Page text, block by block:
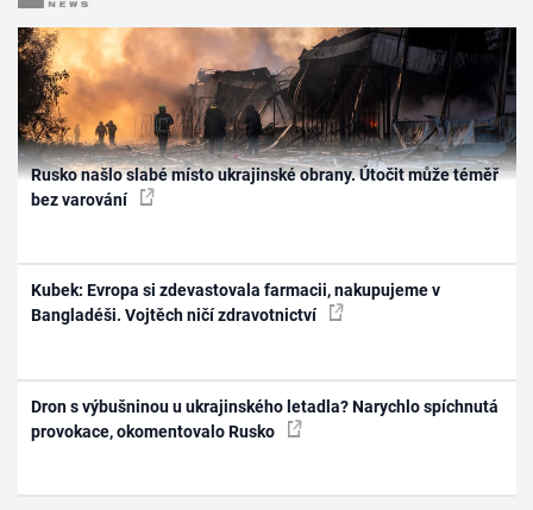
Rusko našlo slabé místo ukrajinské obrany. Útočit může téměř
bez varování
Kubek: Evropa si zdevastovala farmacii, nakupujeme v
Bangladéši. Vojtěch ničí zdravotnictví
Dron s výbušninou u ukrajinského letadla? Narychlo spíchnutá
provokace, okomentovalo Rusko